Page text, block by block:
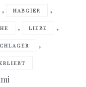
, HABGIER ,
, LIEBE ,
,